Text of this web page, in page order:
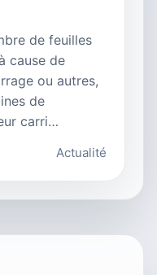
de feuilles
cause de
ou autres,
de
carri…
Actualité